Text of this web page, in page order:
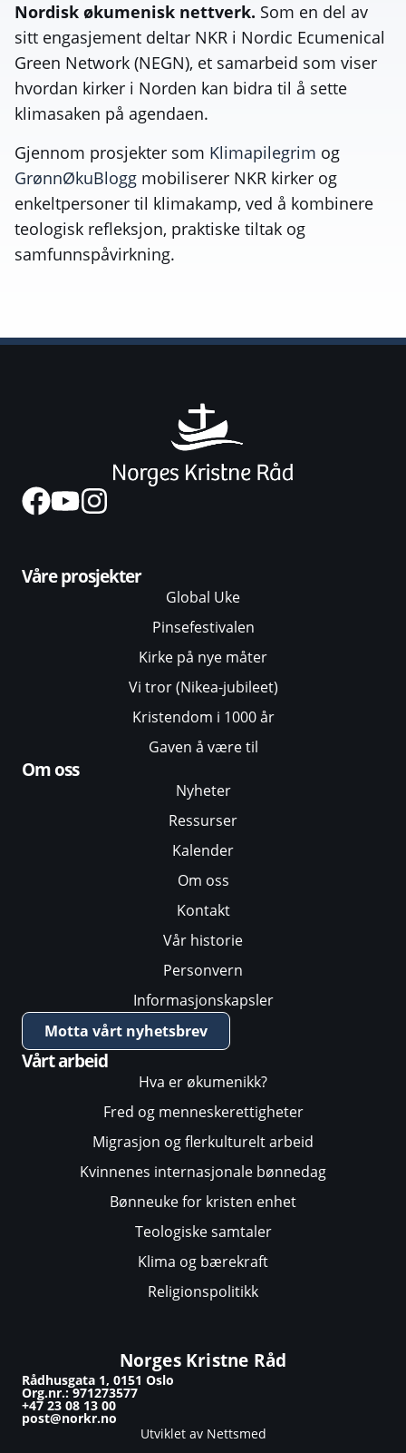
Nordisk økumenisk nettverk. Som en del av
sitt engasjement deltar NKR i Nordic Ecumenical
Green Network (NEGN), et samarbeid som viser
hvordan kirker i Norden kan bidra til å sette
klimasaken på agendaen.
Gjennom prosjekter som Klimapilegrim og
GrønnØkuBlogg mobiliserer NKR kirker og
enkeltpersoner til klimakamp, ved å kombinere
teologisk refleksjon, praktiske tiltak og
samfunnspåvirkning.
Våre prosjekter
Global Uke
Pinsefestivalen
Kirke på nye måter
Vi tror (Nikea-jubileet)
Kristendom i 1000 år
Gaven å være til
Om oss
Nyheter
Ressurser
Kalender
Om oss
Kontakt
Vår historie
Personvern
Informasjonskapsler
Motta vårt nyhetsbrev
Vårt arbeid
Hva er økumenikk?
Fred og menneskerettigheter
Migrasjon og flerkulturelt arbeid
Kvinnenes internasjonale bønnedag
Bønneuke for kristen enhet
Teologiske samtaler
Klima og bærekraft
Religionspolitikk
Norges Kristne Råd
Rådhusgata 1, 0151 Oslo
Org.nr.: 971273577
+47 23 08 13 00
post@norkr.no
Utviklet av Nettsmed